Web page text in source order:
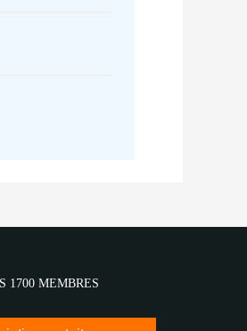
1700 MEMBRES